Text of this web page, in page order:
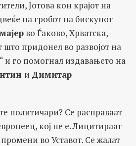
Јотова кон крајот на
на гробот на бискупот
во Ѓаково, Хрватска,
што придонел во развојот на
и го помогнал издавањето на
и Димитар
политичари? Се расправаат
кој не е. Лицитираат
во Уставот. Се жалат